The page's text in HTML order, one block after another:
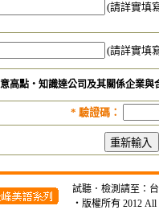
(請詳實填
(請詳實填
高點‧知識達公司及其關係企業與
* 驗證碼：
試聽．檢測請至：
‧版權所有 2012